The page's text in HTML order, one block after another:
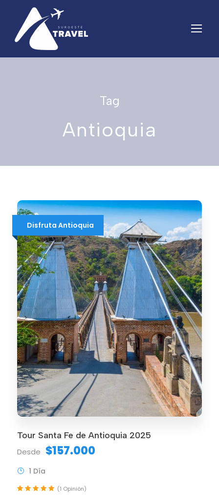
Tag
Antioquia
Disfruta Antioquia
Tour Santa Fe de Antioquia 2025
Desde $157.000
1 Día
(1 Opinión)